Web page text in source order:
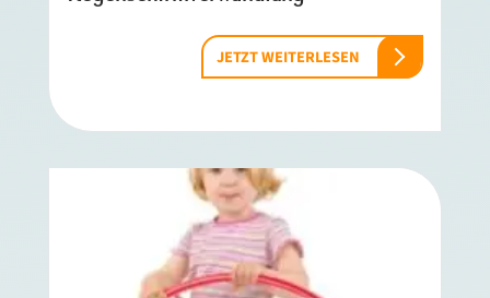
JETZT WEITERLESEN